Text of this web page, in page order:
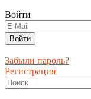
Войти
Забыли пароль?
Регистрация